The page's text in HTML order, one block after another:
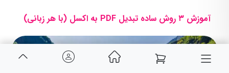
آموزش ۳ روش ساده تبدیل PDF به اکسل (با هر زبانی)